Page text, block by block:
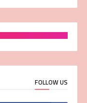
FOLLOW US